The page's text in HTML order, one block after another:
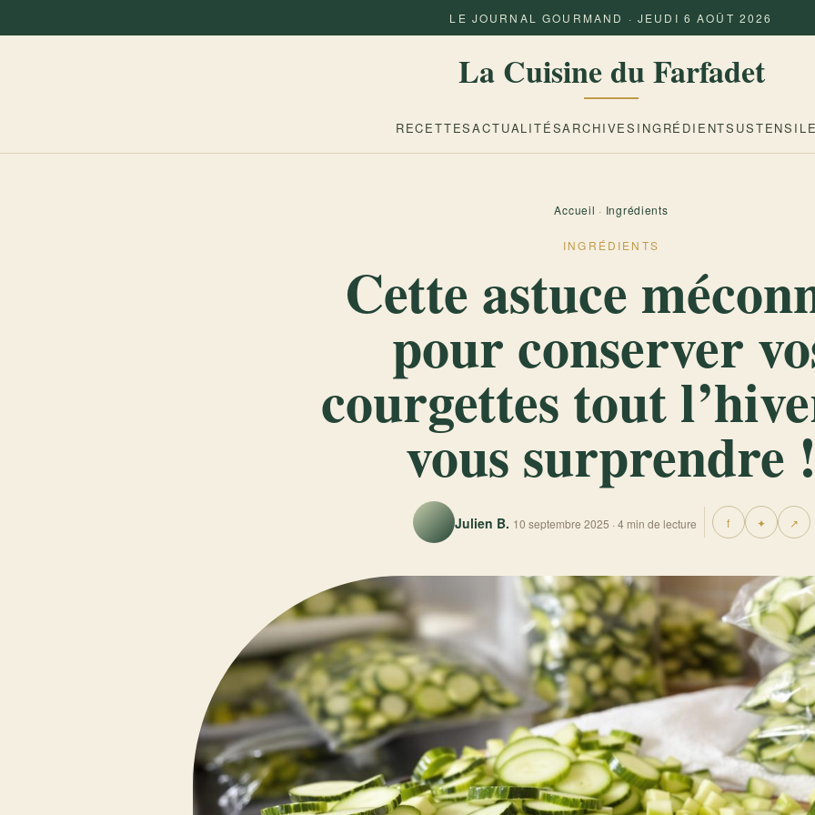
LE JOURNAL GOURMAND · JEUDI 6 AOÛT 2026
La Cuisine du Farfadet
RECETTESACTUALITÉSARCHIVES INGRÉDIENTS
Accueil · Ingrédients
INGRÉDIENTS
Cette astuce
pour conserver
courgettes tout
vous surprendre
Julien B. 10 septembre 2025 · 4 min de lecture f ✦ ↗